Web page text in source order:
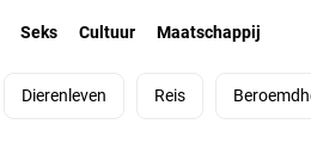
Seks Cultuur Maatschappij
Dierenleven Reis